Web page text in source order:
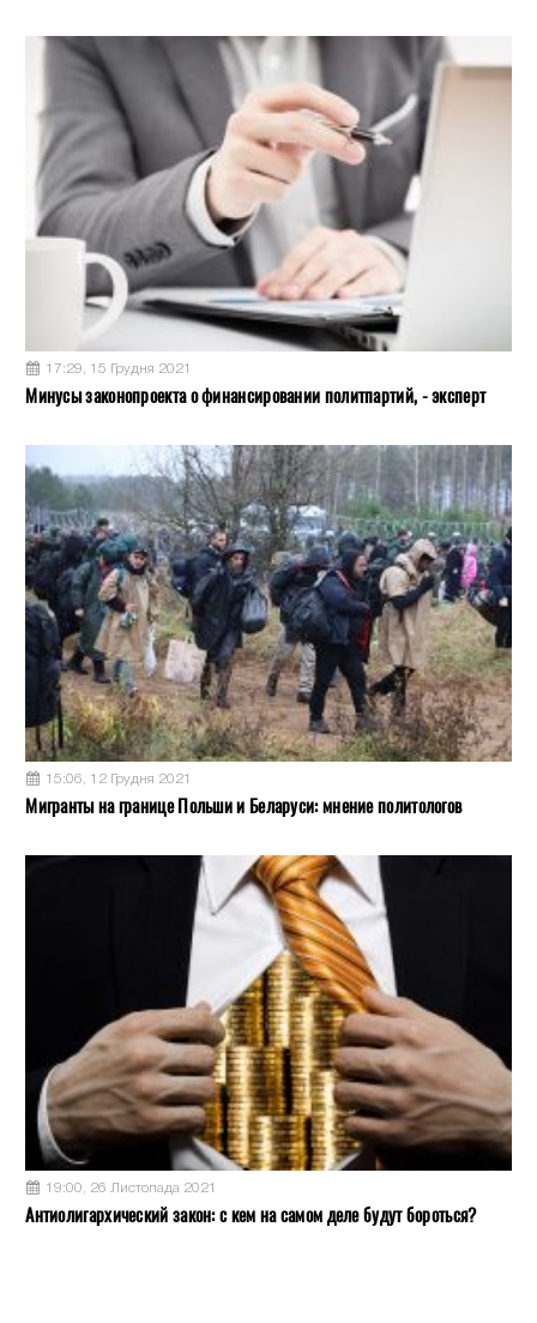
17:29, 15 Грудня 2021
Минусы законопроекта о финансировании политпартий, - эксперт
15:06, 12 Грудня 2021
Мигранты на границе Польши и Беларуси: мнение политологов
19:00, 26 Листопада 2021
Антиолигархический закон: с кем на самом деле будут бороться?